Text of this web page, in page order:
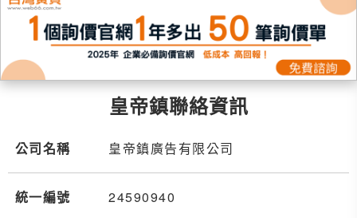
皇帝鎮聯絡資訊
公司名稱 皇帝鎮廣告有限公司
統一編號 24590940